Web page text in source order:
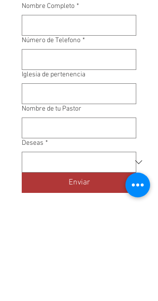
Nombre Completo *
Número de Telefono *
Iglesia de pertenencia
Nombre de tu Pastor
Deseas *
Enviar